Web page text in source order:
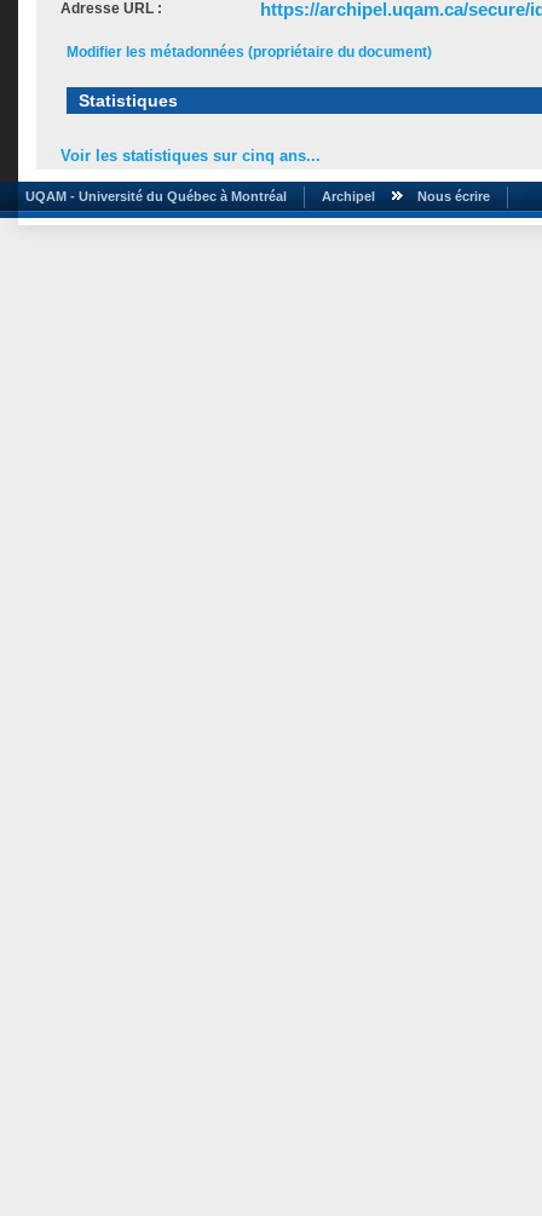
Adresse URL : https://archipel.uqam.ca/secure/
Modifier les métadonnées (propriétaire du document)
Statistiques
Voir les statistiques sur cinq ans...
UQAM - Université du Québec à Montréal Archipel Nous écrire